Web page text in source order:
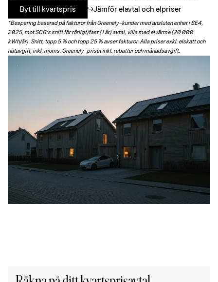
Byt till kvartspris
Jämför elavtal och elpriser
*Besparing baserad på fakturor från Greenely-kunder med ansluten enhet i SE4,
2025, mot SCB:s snitt för rörligt/fast (1 år) avtal, villa med elvärme (20 000
kWh/år). Snitt, topp 5 % och topp 25 % avser fakturor. Alla priser exkl. elskatt och
nätavgift, inkl. moms. Greenely-priset inkl. rabatter och månadsavgift.